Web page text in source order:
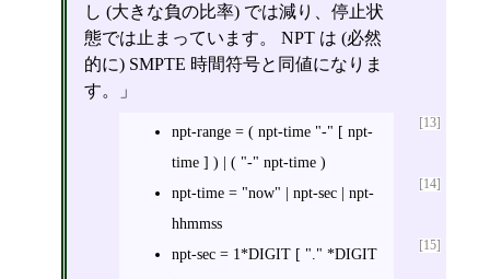
し (大きな負の比率) では減り、停止状
態では止まっています。 NPT は (必然
的に) SMPTE 時間符号と同値になりま
す。」
[13]
npt-range = ( npt-time "-" [ npt-
time ] ) | ( "-" npt-time )
[14]
npt-time = "now" | npt-sec | npt-
hhmmss
[15]
npt-sec = 1*DIGIT [ "." *DIGIT